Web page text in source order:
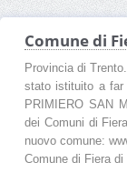
Comune di
Provincia di
stato istituito a far
PRIMIERO SAN
dei Comuni di
nuovo comune:
Comune di Fiera di